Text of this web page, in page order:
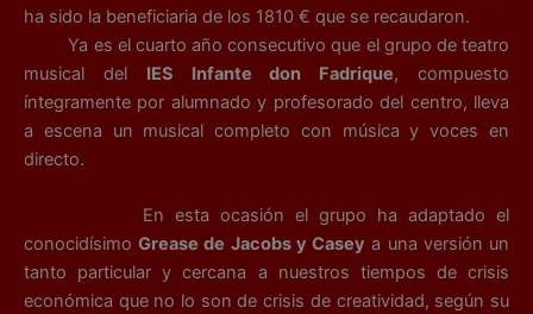
ha sido la beneficiaria de los 1810 € que se recaudaron.
Ya es el cuarto año consecutivo que el grupo de teatro
musical del IES Infante don Fadrique, compuesto
íntegramente por alumnado y profesorado del centro, lleva
a escena un musical completo con música y voces en
directo.
En esta ocasión el grupo ha adaptado el
conocidísimoGrease de Jacobs y Casey a una versión un
tanto particular y cercana a nuestros tiempos de crisis
económica que no lo son de crisis de creatividad, según su